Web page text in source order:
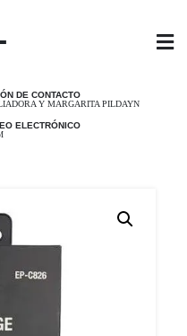
DE CONTACTO
Y MARGARITA PILDAYN
ELECTRÓNICO